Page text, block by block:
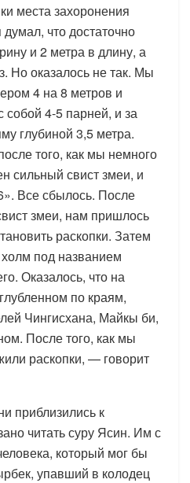
места захоронения
что достаточно
и 2 метра в длину, а
Но оказалось не так. Мы
4 на 8 метров и
собой 4-5 парней, и за
глубиной 3,5 метра.
того, как мы немного
сильный свист змеи, и
Все сбылось. После
змеи, нам пришлось
раскопки. Затем
под названием
Оказалось, что на
по краям,
Чингисхана, Майкы би,
После того, как мы
раскопки, — говорит
приблизились к
читать суру Ясин. Им с
который мог бы
упавший в колодец